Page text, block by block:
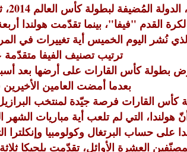
كأس العالم 2014، ثلاثة مراكز أخرى لتحتلّ المركز 22 في أحدث تصنيف للمنتخبات
لكرة القدم "فيفا"، بينما تقدّمت هولندا
نُشر اليوم الخميس أية تغييرات في
ترتيب تصنيف الفيفا متقدّمة
بطولة كأس القارات على أرضها بعد
بعدما أمضت العامين
كأس القارات فرصة جيّدة لمنتخب
هولندا، التي لم تلعب أية مباريات
على حساب البرتغال وكولومبيا
الأوائل، تقدّمت بلجيكا ثلاثة مراكز لتحتلّ المركز 12